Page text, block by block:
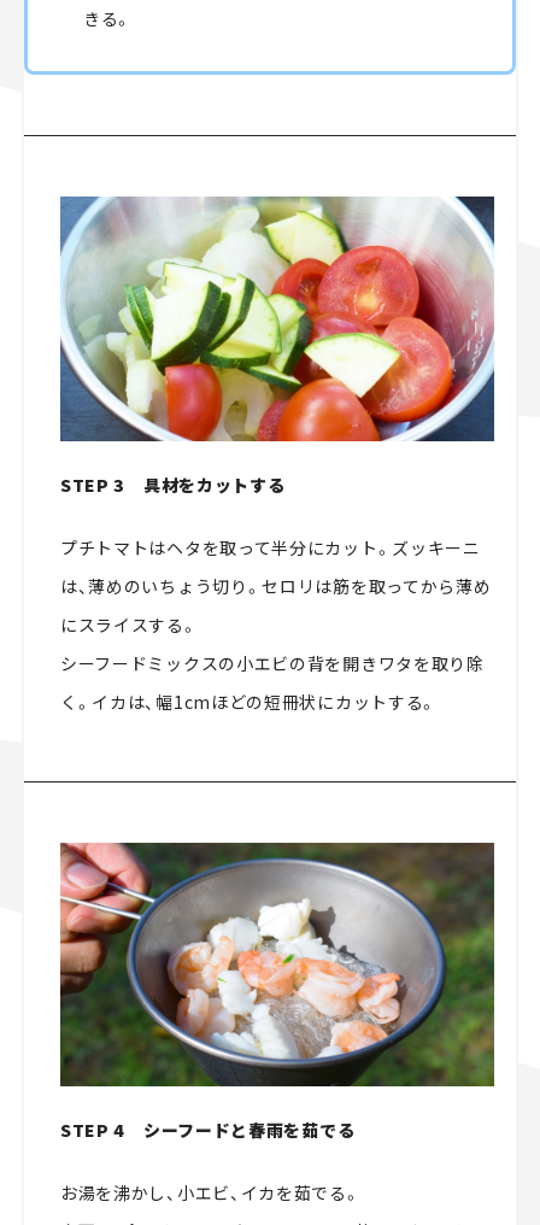
きる。
STEP 3 具材をカットする
プチトマトはヘタを取って半分にカット。ズッキーニ
は、薄めのいちょう切り。セロリは筋を取ってから薄め
にスライスする。
シーフードミックスの小エビの背を開きワタを取り除
く。イカは、幅1cmほどの短冊状にカットする。
STEP 4 シーフードと春雨を茹でる
お湯を沸かし、小エビ、イカを茹でる。